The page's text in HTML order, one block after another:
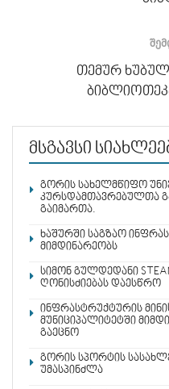
თემურ
მსგავსი
გორის სახელმწიფო
კურსდამთავრებულთა
გაიმართა.
ხაშურში საგზაო
მიმდინარეობს
სიმონ გულდედანი
ღონისძიებას დაესწრო
ინფრასტრუქტურის
მუნიციპალიტეტში
გაეცნო
გორის სპორტის
უმასპინძლა